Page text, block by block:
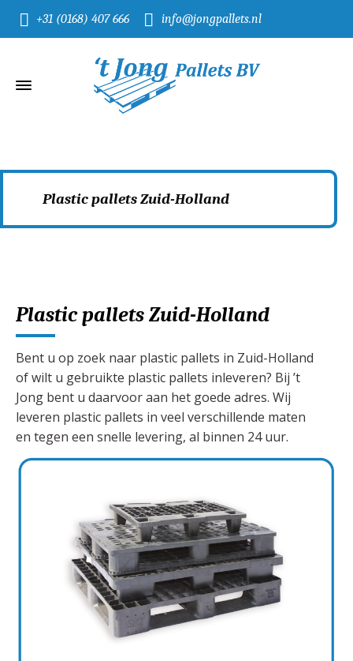
+31 (0168) 407 666 info@jongpallets.nl
Plastic pallets Zuid-Holland
Plastic pallets Zuid-Holland
Bent u op zoek naar plastic pallets in Zuid-Holland
of wilt u gebruikte plastic pallets inleveren? Bij ’t
Jong bent u daarvoor aan het goede adres. Wij
leveren plastic pallets in veel verschillende maten
en tegen een snelle levering, al binnen 24 uur.